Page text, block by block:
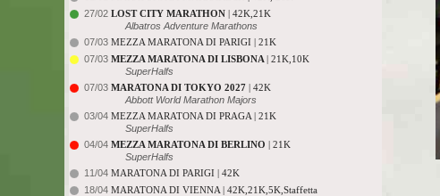
27/02 LOST CITY MARATHON | 42K,21K
Albatros Adventure Marathons
07/03 MEZZA MARATONA DI PARIGI | 21K
07/03 MEZZA MARATONA DI LISBONA | 21K,10K
SuperHalfs
07/03 MARATONA DI TOKYO 2027 | 42K
Abbott World Marathon Majors
03/04 MEZZA MARATONA DI PRAGA | 21K
SuperHalfs
04/04 MEZZA MARATONA DI BERLINO | 21K
SuperHalfs
11/04 MARATONA DI PARIGI | 42K
18/04 MARATONA DI VIENNA | 42K,21K,5K,Staffetta